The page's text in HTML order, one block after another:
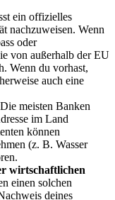
ein offizielles
nachzuweisen. Wenn
oder
von außerhalb der EU
Wenn du vorhast,
auch eine
meisten Banken
im Land
können
(z. B. Wasser
wirtschaftlichen
einen solchen
deines